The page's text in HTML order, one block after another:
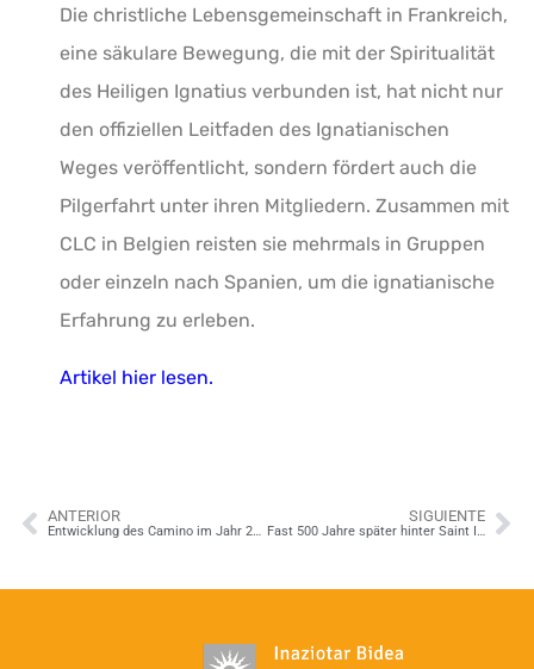
Die christliche Lebensgemeinschaft in Frankreich,
eine säkulare Bewegung, die mit der Spiritualität
des Heiligen Ignatius verbunden ist, hat nicht nur
den offiziellen Leitfaden des Ignatianischen
Weges veröffentlicht, sondern fördert auch die
Pilgerfahrt unter ihren Mitgliedern. Zusammen mit
CLC in Belgien reisten sie mehrmals in Gruppen
oder einzeln nach Spanien, um die ignatianische
Erfahrung zu erleben.
Artikel hier lesen.
ANTERIOR
Entwicklung des Camino im Jahr 2018
SIGUIENTE
Fast 500 Jahre später hinter Saint Ignatius her!